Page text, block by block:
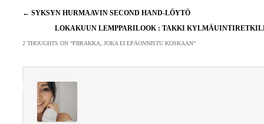
Artikkelien
← SYKSYN HURMAAVIN SECOND HAND-LÖYTÖ
LOKAKUUN LEMPPARILOOK : TAKKI
2 THOUGHTS ON “PIIRAKKA, JOKA EI EPÄONNISTU KOSKAAN”